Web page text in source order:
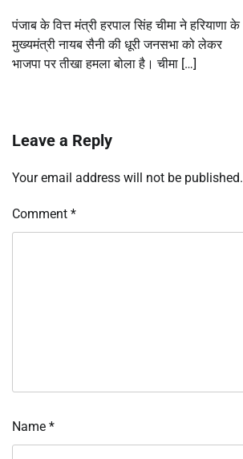
पंजाब के वित्त मंत्री हरपाल सिंह चीमा ने हरियाणा के
मुख्यमंत्री नायब सैनी की धूरी जनसभा को लेकर
भाजपा पर तीखा हमला बोला है। चीमा […]
Leave a Reply
Your email address will not be published.
Comment *
Name *